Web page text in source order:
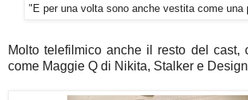
"E per una volta sono anche vestita come una
Molto telefilmico anche il resto del cast,
come Maggie Q di Nikita, Stalker e